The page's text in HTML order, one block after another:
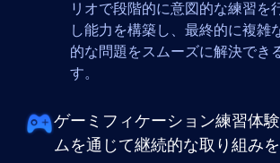
リオで段階的に意図的な練習を
し能力を構築し、最終的に複雑
的な問題をスムーズに解決でき
す。
ゲーミフィケーション練習体
ムを通じて継続的な取り組みを